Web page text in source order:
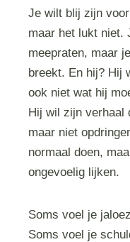
Je wilt blij zijn
maar het lukt niet.
meepraten, maar
breekt. En hij? Hij
ook niet wat hij
Hij wil zijn verhaal
maar niet
normaal doen,
ongevoelig lijken.
Soms voel je
Soms voel je